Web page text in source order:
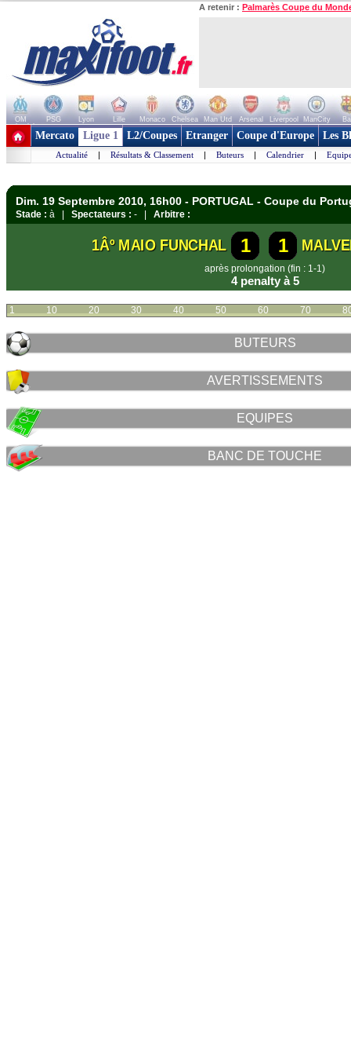
A retenir : Palmarès Coupe du
OM PSG Lyon Lille Monaco Chelsea Man Utd Arsenal Liverpool ManCity
+ de clubs
Mercato Ligue 1 L2/Coupes Etranger Coupe d'Europe Les
Actualité | Résultats & Classement | Buteurs | Calendrier |
Dim. 19 Septembre 2010, 16h00 - PORTUGAL - Coupe du
Stade : à | Spectateurs : - | Arbitre :
1Âº MAIO FUNCHAL 1 1
après prolongation (fin : 1-1)
4 penalty à 5
1 10 20 30 40 50 60 70
BUTEURS
AVERTISSEMENTS
EQUIPES
BANC DE TOUCHE